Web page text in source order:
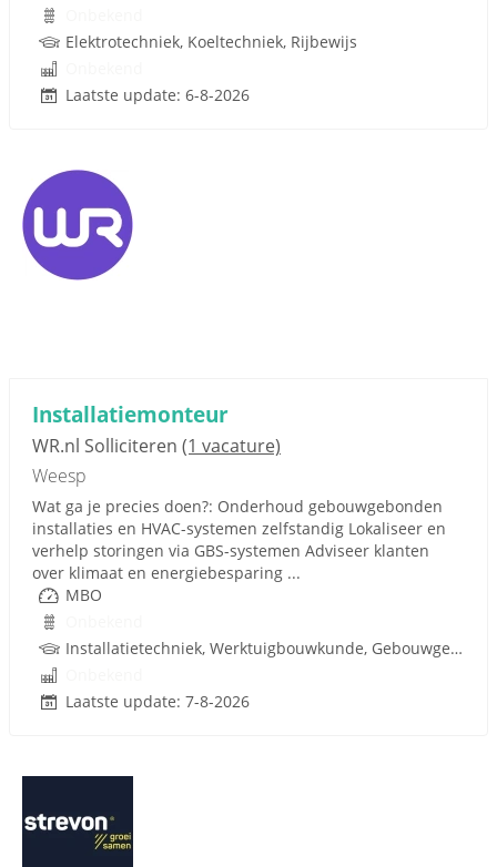
Elektrotechniek, Koeltechniek, Rijbewijs
Laatste update: 6-8-2026
Installatiemonteur
WR.nl Solliciteren (1 vacature)
Weesp
Wat ga je precies doen?: Onderhoud gebouwgebonden
installaties en HVAC-systemen zelfstandig Lokaliseer en
verhelp storingen via GBS-systemen Adviseer klanten
over klimaat en energiebesparing ...
MBO
Installatietechniek, Werktuigbouwkunde, Gebouwgebonden installaties, Rijbewijs
Laatste update: 7-8-2026